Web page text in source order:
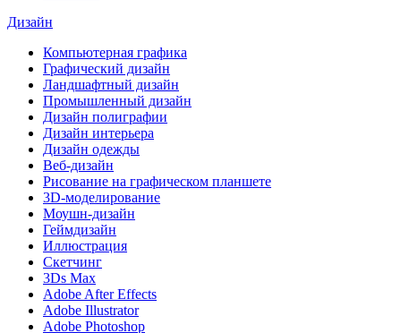
Дизайн
Компьютерная графика
Графический дизайн
Ландшафтный дизайн
Промышленный дизайн
Дизайн полиграфии
Дизайн интерьера
Дизайн одежды
Веб-дизайн
Рисование на графическом планшете
3D-моделирование
Моушн-дизайн
Геймдизайн
Иллюстрация
Скетчинг
3Ds Max
Adobe After Effects
Adobe Illustrator
Adobe Photoshop